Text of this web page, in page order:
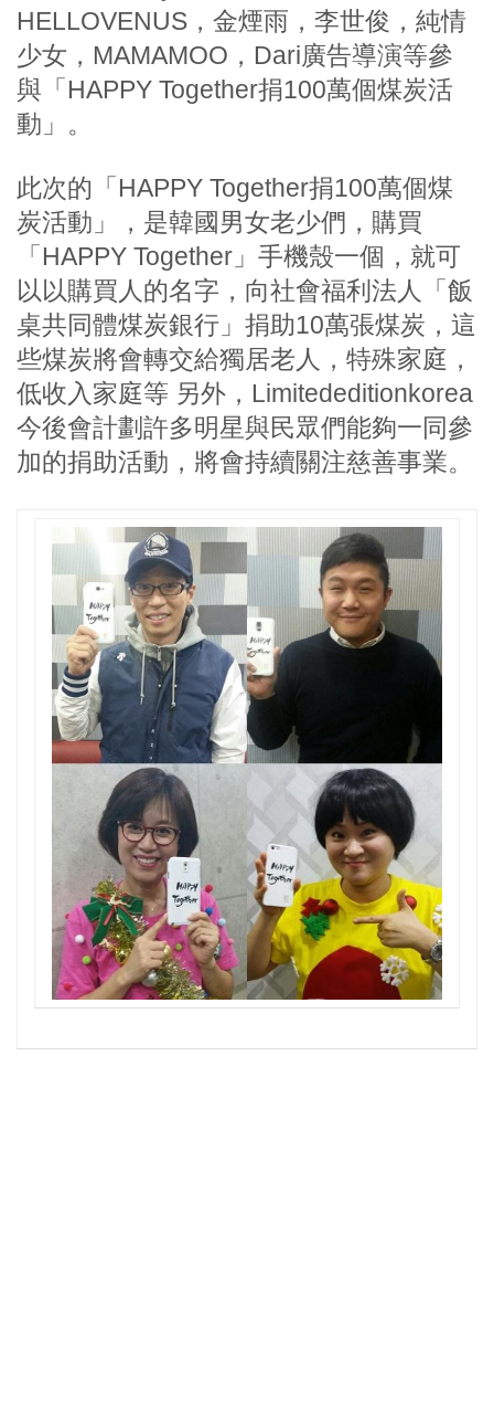
HELLOVENUS，金煙雨，李世俊，純情
少女，MAMAMOO，Dari廣告導演等參
與「HAPPY Together捐100萬個煤炭活
動」。
此次的「HAPPY Together捐100萬個煤
炭活動」，是韓國男女老少們，購買
「HAPPY Together」手機殼一個，就可
以以購買人的名字，向社會福利法人「飯
桌共同體煤炭銀行」捐助10萬張煤炭，這
些煤炭將會轉交給獨居老人，特殊家庭，
低收入家庭等 另外，Limitededitionkorea
今後會計劃許多明星與民眾們能夠一同參
加的捐助活動，將會持續關注慈善事業。